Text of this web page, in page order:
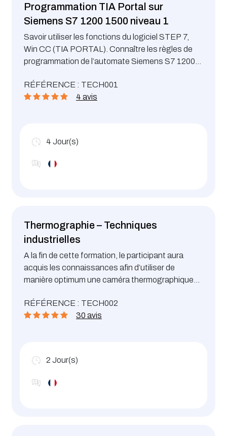
Programmation TIA Portal sur
Siemens S7 1200 1500 niveau 1
Savoir utiliser les fonctions du logiciel STEP 7,
Win CC (TIA PORTAL). Connaître les règles de
programmation de l’automate Siemens S7 1200-
RÉFÉRENCE : TECH001
4 avis
4 Jour(s)
Thermographie – Techniques
industrielles
A la fin de cette formation, le participant aura
acquis les connaissances afin d’utiliser de
manière optimum une caméra thermographique
préventive. Il sera capable d’analyser des
imageries thermiques pour détecter des défauts
RÉFÉRENCE : TECH002
30 avis
2 Jour(s)